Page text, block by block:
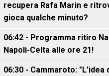
recupera Rafa Marin e
gioca qualche minuto?
06:42 - Programma ritiro
Napoli-Celta alle ore 21!
06:30 - Cammaroto: